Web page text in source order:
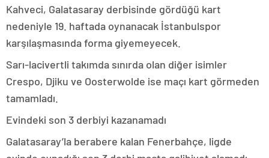
Kahveci, Galatasaray derbisinde gördüğü kart
nedeniyle 19. haftada oynanacak İstanbulspor
karşılaşmasında forma giyemeyecek.
Sarı-lacivertli takımda sınırda olan diğer isimler
Crespo, Djiku ve Oosterwolde ise maçı kart görmeden
tamamladı.
Evindeki son 3 derbiyi kazanamadı
Galatasaray’la berabere kalan Fenerbahçe, ligde